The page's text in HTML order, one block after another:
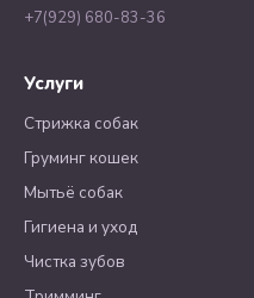
+7(929) 680-83-36
Услуги
Стрижка собак
Груминг кошек
Мытьё собак
Гигиена и уход
Чистка зубов